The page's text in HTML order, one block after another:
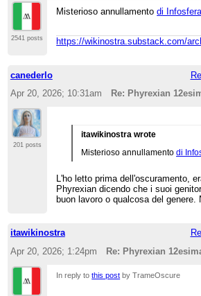
2541 posts
Misterioso annullamentodi
https://wikinostra.substack.com/
canederlo
Apr 20, 2026; 10:31am
Re: Phyrexian
201 posts
itawikinostra wrote
Misterioso annullamentodi
L'ho letto prima dell'oscuramento,
Phyrexian dicendo che i suoi
buon lavoro o qualcosa del genere.
itawikinostra
Apr 20, 2026; 1:24pm
Re: Phyrexian
In reply tothis post by TrameOscure